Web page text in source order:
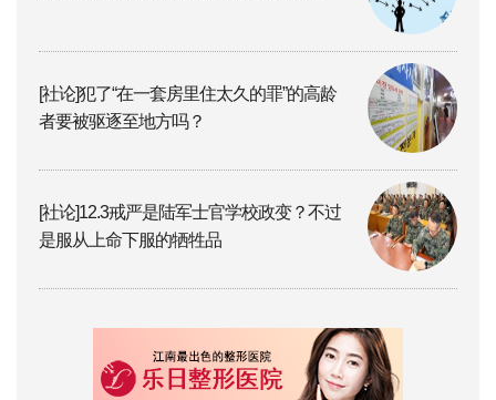
[社论]犯了“在一套房里住太久的罪”的高龄
者要被驱逐至地方吗？
[社论]12.3戒严是陆军士官学校政变？不过
是服从上命下服的牺牲品